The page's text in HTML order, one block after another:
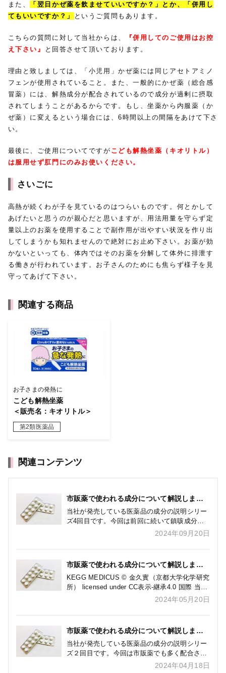
また、
「翌日かぜ薬を飲ませていいですか？」とか、「併用し
てもいいですか？」
というご質問もあります。
こちらの質問に対して当社からは、
『併用してのご使用はお控
え下さい』
と回答させて頂いております。
理由と致しましては、「小児用」かぜ薬には同じアセトアミノ
フェンが使用されていること。また、一般的にかぜ薬（総合感
冒薬）には、解熱成分が配合されているので成分が過剰に摂取
されてしまうことがあるからです。もし、坐薬から内服薬（か
ぜ薬）に変えるという場合には、6時間以上の間隔をあけて下さ
い。
最後に、ご使用についてですが こども解熱坐薬（キオリトル）
は服用せず肛門にのみお使いください。
さいごに
高熱が続くわが子を見ているのはつらいものです。何とかして
あげたいと思うのが親心だと思いますが、用法用量を守らず定
量以上のお薬を使用することで副作用が出やすい状況を作り出
してしまうかも知れませんので絶対にお止め下さい。お薬が効
かないといっても、体内ではそのお薬を分解して体外に排泄す
る働きが行われています。お子さんのためにも焦らず様子を見
守ってあげて下さい。
関連する商品
お子さまの発熱に
こども解熱坐薬
＜販売名：キオリトル＞
第2類医薬品
関連コンテンツ
市販薬で使われる成分について解説します~
デキストロメトルファン臭化水素酸塩水和
物
当社が発売している医薬品の成分の説明シリー
ズ4回目です。今回は前回に続いて鎮咳成分で
あるデキストロメトルファン臭化水素酸塩水和
デキストロメトルファン臭化水素 […]
2024年09月20日
市販薬で使われる成分について解説します
~dl-メチルエフェドリン塩酸塩
KEGG MEDICUS © 金久實（京都大学化学研究
所） licensed under CC表示-継承4.0 国際 当社
が発売している医薬品にも配合されている成分
2024年05月20日
市販薬で使われる成分について解説します
～クロルフェニラミン編～
当社が発売している医薬品の成分の説明シリー
ズ２回目です。今回は市販薬でも多く配合され
ている成分、クロルフェニラミンについて解説
2024年04月18日